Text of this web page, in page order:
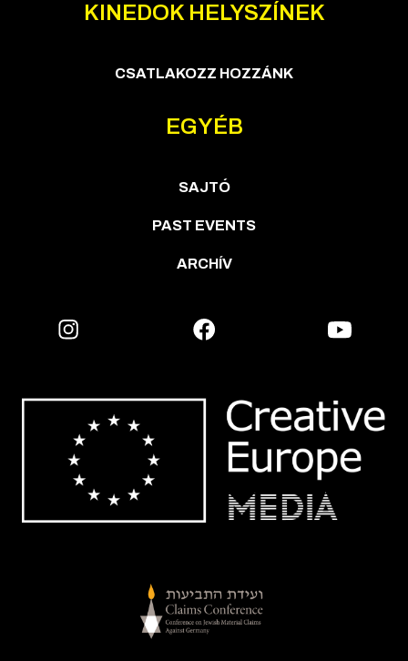
KINEDOK HELYSZÍNEK
CSATLAKOZZ HOZZÁNK
EGYÉB
SAJTÓ
PAST EVENTS
ARCHÍV